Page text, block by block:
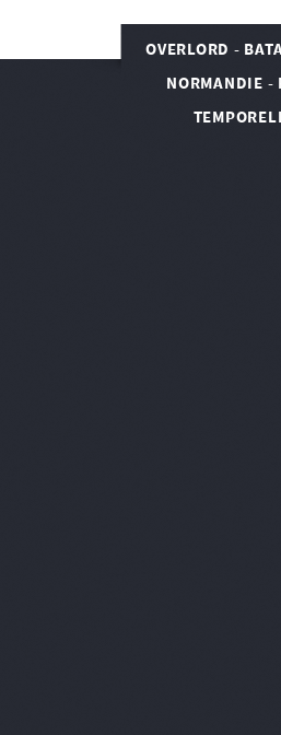
OVERLORD -
NORMANDIE -